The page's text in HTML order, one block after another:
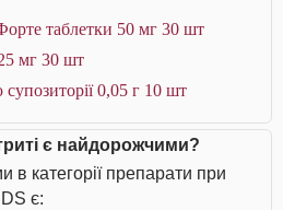
таблетки 50 мг 30 шт
мг 30 шт
0,05 г 10 шт
є найдорожчими?
категорії препарати при
є: